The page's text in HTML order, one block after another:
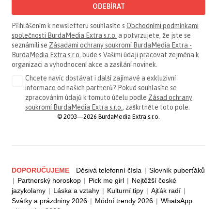
ODEBÍRAT
Přihlášením k newsletteru souhlasíte s Obchodními podmínkami
společnosti BurdaMedia Extra s.r.o. a potvrzujete, že jste se
seznámili se Zásadami ochrany soukromí BurdaMedia Extra -
BurdaMedia Extra s.r.o. bude s Vašimi údaji pracovat zejména k
organizaci a vyhodnocení akce a zasílání novinek.
Chcete navíc dostávat i další zajímavé a exkluzivní
informace od našich partnerů? Pokud souhlasíte se
zpracováním údajů k tomuto účelu podle Zásad ochrany
soukromí BurdaMedia Extra s.r.o. , zaškrtněte toto pole.
© 2003—2026 BurdaMedia Extra s.r.o.
DOPORUČUJEME Děsivá telefonní čísla | Slovník puberťáků
| Partnerský horoskop | Pick me girl | Nejtěžší české
jazykolamy | Láska a vztahy | Kulturní tipy | Ajťák radí |
Svátky a prázdniny 2026 | Módní trendy 2026 | WhatsApp